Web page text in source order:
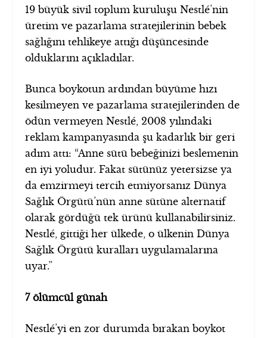
19 büyük sivil toplum kuruluşu Nestlé’nin
üretim ve pazarlama stratejilerinin bebek
sağlığını tehlikeye attığı düşüncesinde
olduklarını açıkladılar.
Bunca boykotun ardından büyüme hızı
kesilmeyen ve pazarlama stratejilerinden de
ödün vermeyen Nestlé, 2008 yılındaki
reklam kampanyasında şu kadarlık bir geri
adım attı: “Anne sütü bebeğinizi beslemenin
en iyi yoludur. Fakat sütünüz yetersizse ya
da emzirmeyi tercih etmiyorsanız Dünya
Sağlık Örgütü’nün anne sütüne alternatif
olarak gördüğü tek ürünü kullanabilirsiniz.
Nestlé, gittiği her ülkede, o ülkenin Dünya
Sağlık Örgütü kuralları uygulamalarına
uyar.”
7 ölümcül günah
Nestlé’yi en zor durumda bırakan boykot